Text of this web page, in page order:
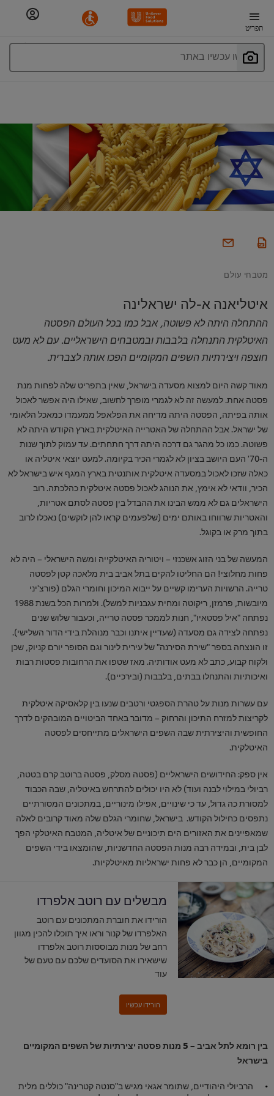
תפריט
חפשו עכשיו באתר
מטבחי עולם
איטליאנה א-לה ישראלינה
ההתחלה היתה לא פשוטה, אבל כמו בכל העולם הפסטה
האיטלקית התנחלה בלבבות ובמטבחים הישראליים. עם לא מעט
חוצפה ויצירתיות השפים המקומיים הפכו אותה לצברית.
מאוד קשה היום למצוא מסעדה בישראל, שאין בתפריט שלה לפחות מנת
פסטה אחת. למעשה זה לא לגמרי מופרך לחשוב, שאילו היה אפשר לאכול
אותה בפיתה, הפסטה היתה מדיחה את הפלאפל ממעמדו כמאכל הלאומי
של ישראל. אבל ההתחלה של האטרייה האיטלקית בארץ הקודש היתה לא
פשוטה. כמו כל מהגר גם דרכה היתה דרך חתחתים. עד עמוק לתוך שנות
ה-70' העם היושב בציון לא לגמרי הכיר בקיומה. למעט יוצאי איטליה או
כאלה שזכו לאכול במסעדה איטלקית אותנטית בארץ המגף איש בישראל לא
הכיר, וודאי לא אימץ, את הנוהג לאכול פסטה איטלקית כהלכתה. רוב
הישראלים גם לא ממש הבינו את ההבדל בין פסטה לסתם אטריות,
והאטריות שרווחו באותם ימים (שלפעמים קראו להן לוקשים) נאכלו לרוב
בתוך מרק או בקוגל.
המעשה של בני הזוג אשכנזי – ויטוריה האיטלקייה ומשה הישראלי – היה לא
פחות מחלוצי! הם החליטו להקים בתל אביב בית מלאכה קטן לפסטה
טרייה. הרשויות הערימו קשיים על ייבוא המיכון וחומרי הגלם (פורצ'יני
מיובשות, פרמזן, ריקוטה ומחית עגבניות למשל). ולמרות הכל בשנת 1988
נפתחה "איל פסטאיו", חנות לממכר פסטה טרייה, וכעבור שלוש שנים
נפתחה לצידה גם מסעדה (שעדיין איתנו וכבר מנוהלת בידי הדור השלישי).
זו הונצחה בספר "שירת הסירנה" של עירית לינור וגם הסופר יורם קניוק, שכן
ולקוח קבוע, כתב לא מעט אודותיה. מאז שטפו את הרחובות פסטות רבות
ואיכותיות והתנחלו בבתים, בלבבות (ובירכיים).
עם עשרות מנות על טהרת הספגטי ורטבים שנעו בין קלאסיקה איטלקית
לקריצות למזרח התיכון והרחוק – מדובר באחד הביטויים המובהקים לדרך
החופשית והיצירתית שבה השפים הישראלים מתייחסים לפסטה
האיטלקית.
אין ספק: החידושים הישראליים (פסטה מסלק, פסטה ברוטב קרם בטטה,
רביולי במילוי לבנה ועוד) לא היו יכולים להתרחש באיטליה, שבה הכבוד
למסורת כה גדול, עד כי שינויים, אפילו מינוריים, במתכונים המסורתיים
נתפסים כחילול הקודש. בישראל, שחומרי הגלם שלה מאוד קרובים לאלה
שמאפיינים את האזורים הים תיכוניים של איטליה, המטבח האיטלקי הפך
לבן בית, ובמידה רבה מנות הפסטה החדשניות, שהומצאו בידי השפים
המקומיים, הן כבר לא פחות ישראליות מאיטלקיות.
מבשלים עם רוטב אלפרדו
הורידו את חוברת המתכונים עם רוטב
האלפרדו של קנור וראו איך תוכלו להכין מגוון
רחב של מנות מבוססות רוטב אלפרדו
שישאירו את הסועדים שלכם עם טעם של
עוד
בין רומא לתל אביב – 5 מנות פסטה יצירתיות של השפים המקומיים
בישראל
הרביולי היהודיים, שתומר אגאי מגיש ב"סנטה קטרינה" כוללים מלית